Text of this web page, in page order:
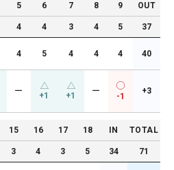
5 6 7 8 9 OUT
4 4 3 4 5 37
4 5 4 4 4 40
ー +1 +1 ー
-1
+3
15 16 17 18 IN TOTAL
3 4 3 5 34 71